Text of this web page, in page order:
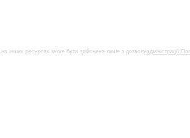
на інших ресурсах може бути здійснена лише з дозволуадміністрації